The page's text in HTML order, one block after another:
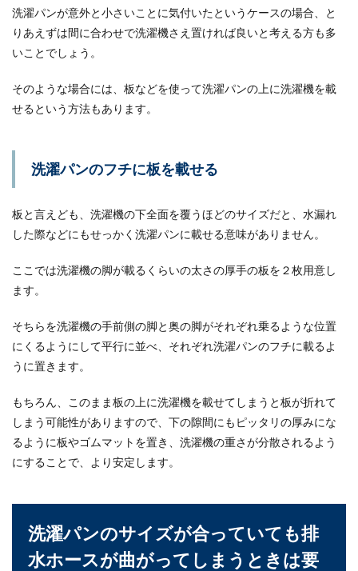
洗濯パンが意外と小さいことに気付いたというケースの場合、と
りあえずは間に合わせで洗濯機さえ置ければ良いと考える方も多
いことでしょう。
そのような場合には、板などを使って洗濯パンの上に洗濯機を載
せるという方法もあります。
洗濯パンのフチに板を載せる
板と言えども、洗濯機の下全面を覆うほどのサイズだと、水漏れ
した際などにもせっかく洗濯パンに載せる意味がありません。
ここでは洗濯機の脚が載るくらいの太さの厚手の板を２枚用意し
ます。
そちらを洗濯機の手前側の脚と奥の脚がそれぞれ乗るような位置
にくるようにして平行に並べ、それぞれ洗濯パンのフチに載るよ
うに置きます。
もちろん、このまま板の上に洗濯機を載せてしまうと板が折れて
しまう可能性がありますので、下の隙間にもピッタリの厚みにな
るように板やゴムマットを置き、洗濯機の重さが分散されるよう
にすることで、より安定します。
洗濯パンのサイズが合っていても排
水ホースが曲がってしまうときは要